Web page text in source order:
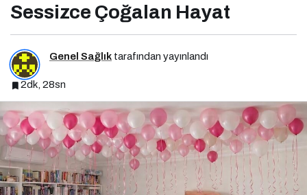
Sessizce Çoğalan Hayat
Genel Sağlık tarafından yayınlandı
2dk, 28sn